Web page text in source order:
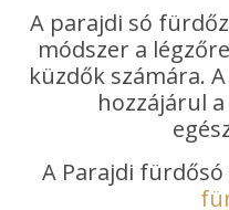
A parajdi só
módszer a
küzdők számára.
hozzájárul
A Parajdi